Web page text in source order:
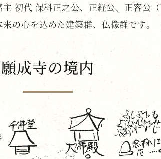
初代 保科正之公、正経公、正容公
の心を込めた建築群、仏像群です。
願成寺の境内